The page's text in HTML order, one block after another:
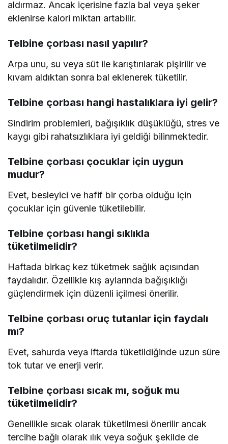
aldırmaz. Ancak içerisine fazla bal veya şeker
eklenirse kalori miktarı artabilir.
Telbine çorbası nasıl yapılır?
Arpa unu, su veya süt ile karıştırılarak pişirilir ve
kıvam aldıktan sonra bal eklenerek tüketilir.
Telbine çorbası hangi hastalıklara iyi gelir?
Sindirim problemleri, bağışıklık düşüklüğü, stres ve
kaygı gibi rahatsızlıklara iyi geldiği bilinmektedir.
Telbine çorbası çocuklar için uygun
mudur?
Evet, besleyici ve hafif bir çorba olduğu için
çocuklar için güvenle tüketilebilir.
Telbine çorbası hangi sıklıkla
tüketilmelidir?
Haftada birkaç kez tüketmek sağlık açısından
faydalıdır. Özellikle kış aylarında bağışıklığı
güçlendirmek için düzenli içilmesi önerilir.
Telbine çorbası oruç tutanlar için faydalı
mı?
Evet, sahurda veya iftarda tüketildiğinde uzun süre
tok tutar ve enerji verir.
Telbine çorbası sıcak mı, soğuk mu
tüketilmelidir?
Genellikle sıcak olarak tüketilmesi önerilir ancak
tercihe bağlı olarak ılık veya soğuk şekilde de